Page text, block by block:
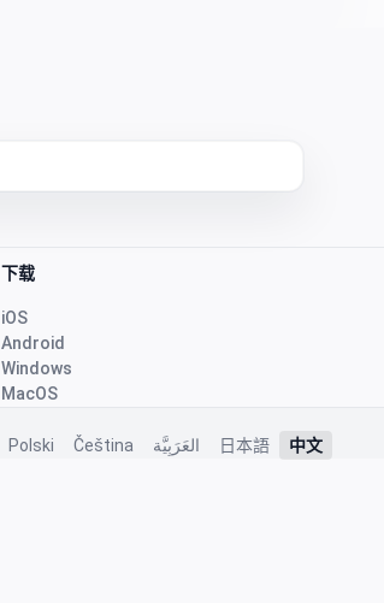
下载
iOS
Android
Windows
MacOS
Polski Čeština العَرَبِيَّة 日本語 中文